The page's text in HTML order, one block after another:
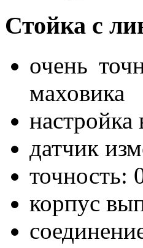
Стойка с
очень
маховика
датчик
точность:
корпус